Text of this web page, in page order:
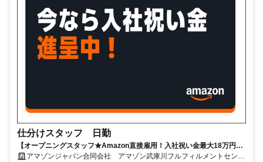
仕分けスタッフ 日勤
【オープニングスタッフ★Amazon直接雇用！入社祝い金最大18万円】
髪型・髪色自由＊未経験OK！長期で安定雇用可能！
アマゾンジャパン合同会社 アマゾン武庫川フルフィルメントセンタ